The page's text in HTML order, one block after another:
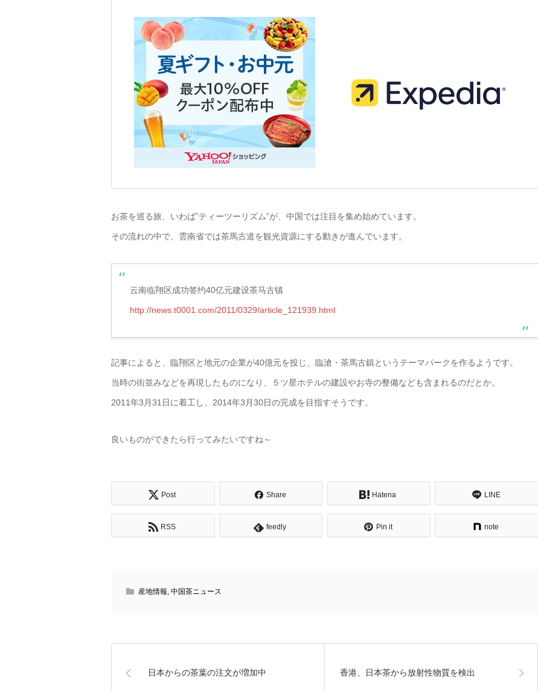
お茶を巡る旅、いわば”ティーツーリズム”が、中国では注目を集め始めています。
その流れの中で、雲南省では茶馬古道を観光資源にする動きが進んでいます。
云南临翔区成功签约40亿元建设茶马古镇
http://news.t0001.com/2011/0329/article_121939.html
記事によると、臨翔区と地元の企業が40億元を投じ、臨滄・茶馬古鎮というテーマパークを作るようです。
当時の街並みなどを再現したものになり、５ツ星ホテルの建設やお寺の整備なども含まれるのだとか。
2011年3月31日に着工し、2014年3月30日の完成を目指すそうです。
良いものができたら行ってみたいですね～
Post Share Hatena LINE
RSS feedly Pin it note
産地情報 中国茶ニュース
日本からの茶葉の注文が増加中 香港、日本茶から放射性物質を検出